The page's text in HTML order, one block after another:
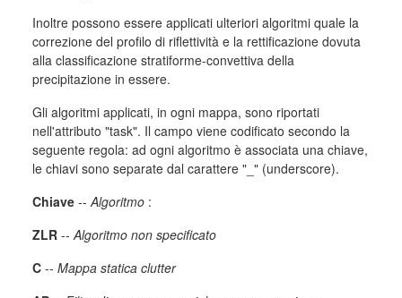
Inoltre possono essere applicati ulteriori algoritmi quale la
correzione del profilo di riflettività e la rettificazione dovuta
alla classificazione stratiforme-convettiva della
precipitazione in essere.
Gli algoritmi applicati, in ogni mappa, sono riportati
nell'attributo "task". Il campo viene codificato secondo la
seguente regola: ad ogni algoritmo è associata una chiave,
le chiavi sono separate dal carattere "_" (underscore).
Chiave --Algoritmo :
ZLR --Algoritmo non specificato
C -- Mappa statica clutter